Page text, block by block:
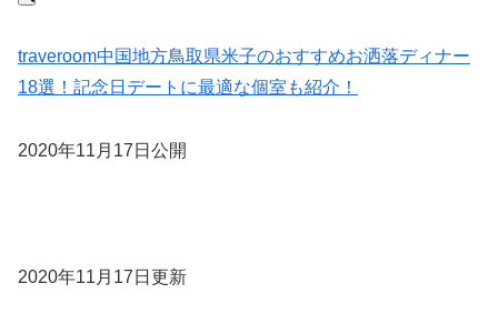
traveroom中国地方鳥取県米子のおすすめお洒落ディナー
18選！記念日デートに最適な個室も紹介！
2020年11月17日公開
2020年11月17日更新